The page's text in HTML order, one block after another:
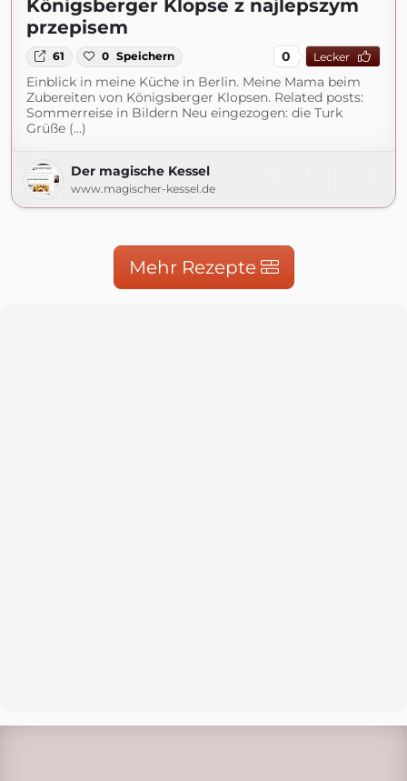
Königsberger Klopse z najlepszym
przepisem
61 0 Speichern 0 Lecker
Einblick in meine Küche in Berlin. Meine Mama beim
Zubereiten von Königsberger Klopsen. Related posts:
Sommerreise in Bildern Neu eingezogen: die Turk
Grüße (...)
Der magische Kessel
www.magischer-kessel.de
Mehr Rezepte